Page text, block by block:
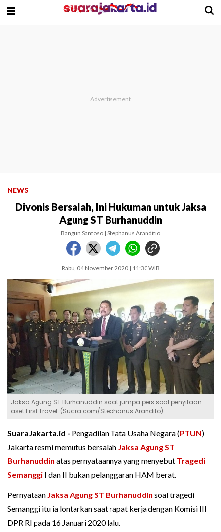
NEWS
Divonis Bersalah, Ini Hukuman untuk Jaksa
Agung ST Burhanuddin
Bangun Santoso | Stephanus Aranditio
Rabu, 04 November 2020 | 11:30 WIB
Jaksa Agung ST Burhanuddin saat jumpa pers soal penyitaan
aset First Travel. (Suara.com/Stephanus Arandito).
SuaraJakarta.id - Pengadilan Tata Usaha Negara (PTUN)
Jakarta resmi memutus bersalah Jaksa AgungST
Burhanuddin atas pernyataannya yang menyebut Tragedi
Semanggi I dan II bukan pelanggaran HAM berat.
Pernyataan Jaksa Agung ST Burhanuddin soal tragedi
Semanggi itu ia lontarkan saat rapat kerja dengan Komisi III
DPR RI pada 16 Januari 2020 lalu.